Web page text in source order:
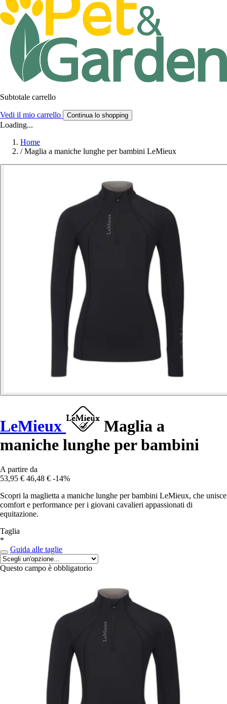
Subtotale carrello
Vedi il mio carrello Continua lo shopping
Loading...
Home
/ Maglia a maniche lunghe per bambini LeMieux
LeMieux
Maglia a
maniche lunghe per bambini
A partire da
53,95 € 46,48 € -14%
Scopri la maglietta a maniche lunghe per bambini LeMieux, che unisce
comfort e performance per i giovani cavalieri appassionati di
equitazione.
Taglia
*
Guida alle taglie
Questo campo è obbligatorio